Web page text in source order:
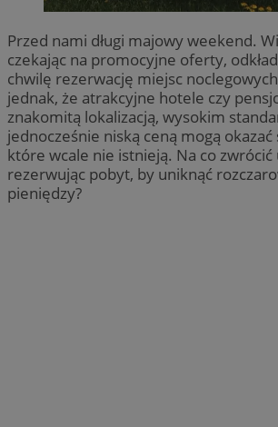
Przed nami długi majowy weekend.
czekając na promocyjne oferty,
chwilę rezerwację miejsc
jednak, że atrakcyjne hotele czy
znakomitą lokalizacją, wysokim
jednocześnie niską ceną mogą
które wcale nie istnieją. Na co zwrócić
rezerwując pobyt, by uniknąć
pieniędzy?